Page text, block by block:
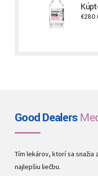
€
Good Dealers
Tím lekárov, ktorí sa
najlepšiu liečbu.